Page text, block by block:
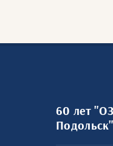
60 лет
Подольск"